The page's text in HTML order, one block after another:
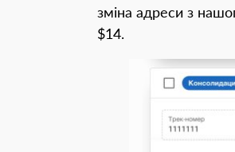
зміна адреси з
$14.